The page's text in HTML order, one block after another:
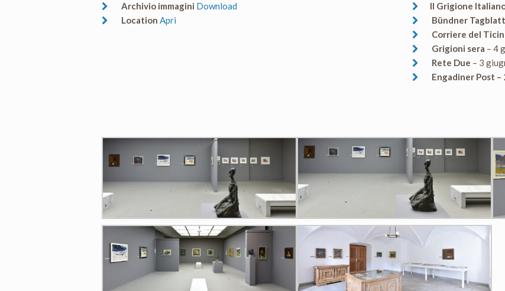
Archivio immagini Download
Location Apri
Il Grigione
Bündner
Corriere del
Grigioni sera – 4
Rete Due – 3
Engadiner Post –